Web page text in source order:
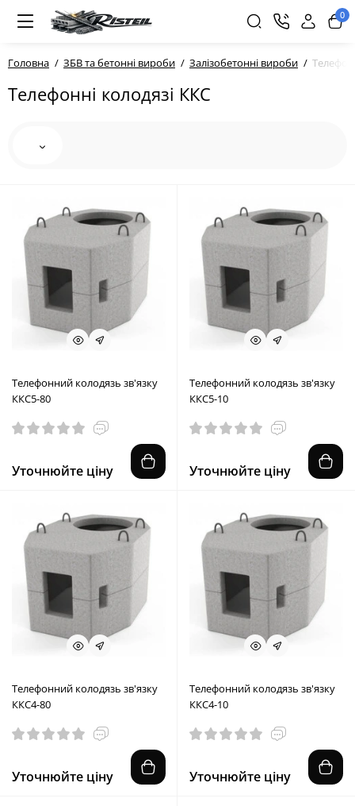
0
Головна ЗБВ та бетонні вироби Залізобетонні вироби
Телефонні колодязі ККС
Телефонний колодязь зв'язку
ККС5-80
Уточнюйте ціну
Телефонний колодязь зв'язку
ККС5-10
Уточнюйте ціну
Телефонний колодязь зв'язку
ККС4-80
Уточнюйте ціну
Телефонний колодязь зв'язку
ККС4-10
Уточнюйте ціну